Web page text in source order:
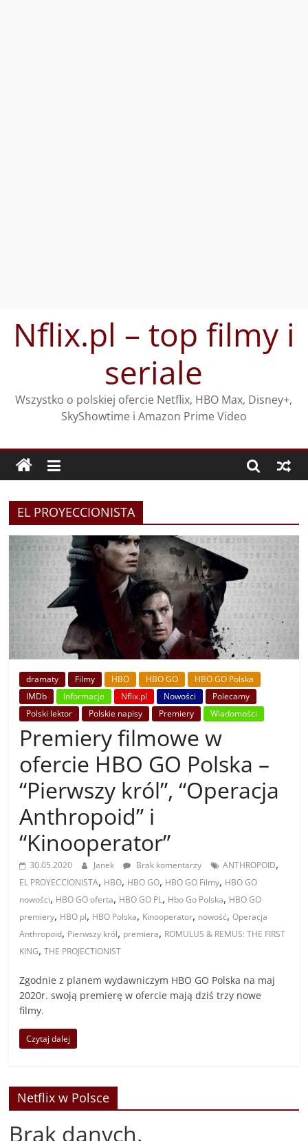
treściNflix.pl – top filmy i
seriale
Wszystko o polskiej ofercie Netflix, HBO Max, Disney+,
SkyShowtime i Amazon Prime Video
EL PROYECCIONISTA
dramaty Filmy HBO HBO GO
HBO GO Polska
IMDb
Informacje Nflix.pl Nowości
Polecamy
Polski lektor
Polskie napisy Premiery Wiadomości
Premiery filmowe w
ofercie HBO GO Polska –
“Pierwszy król”, “Operacja
Anthropoid” i
“Kinooperator”
30.05.2020 Janek Brak komentarzy ANTHROPOID,
EL PROYECCIONISTA, HBO, HBO GO, HBO GO Filmy, HBO GO
nowości, HBO GO oferta, HBO GO PL, Hbo Go Polska, HBO GO
premiery, HBO pl, HBO Polska, Kinooperator, nowość,Operacja
Anthropoid, Pierwszy król, premiera, ROMULUS & REMUS: THE FIRST
KING,THE PROJECTIONIST
Zgodnie z planem wydawniczym HBO GO Polska na maj
2020r. swoją premierę w ofercie mają dziś trzy nowe
filmy.
Czytaj dalej
Netflix w Polsce
Brak danych.